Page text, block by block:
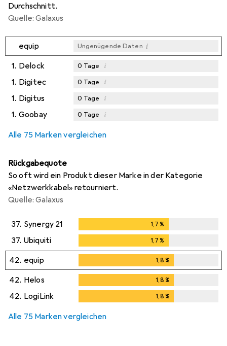
Durchschnitt.
Quelle: Galaxus
equip Ungenügende Daten i
1. Delock 0 Tage i
1. Digitec 0 Tage i
1. Digitus 0 Tage i
1. Goobay 0 Tage i
Alle 75 Marken vergleichen
Rückgabequote
So oft wird ein Produkt dieser Marke in der Kategorie
«Netzwerkkabel» retourniert.
Quelle: Galaxus
37. Synergy 21 1,7%
37. Ubiquiti 1,7%
42. equip 1,8%
42. Helos 1,8%
42. LogiLink 1,8%
Alle 75 Marken vergleichen